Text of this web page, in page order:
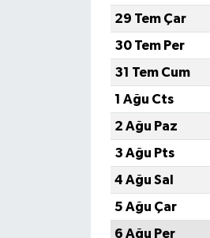
29 Tem Çar
30 Tem Per
31 Tem Cum
1 Ağu Cts
2 Ağu Paz
3 Ağu Pts
4 Ağu Sal
5 Ağu Çar
6 Ağu Per